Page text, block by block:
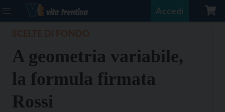
Accedi
A geometria variabile,
la formula firmata
Rossi